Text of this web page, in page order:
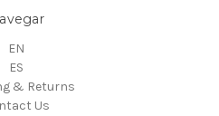
EN
ES
& Returns
Us